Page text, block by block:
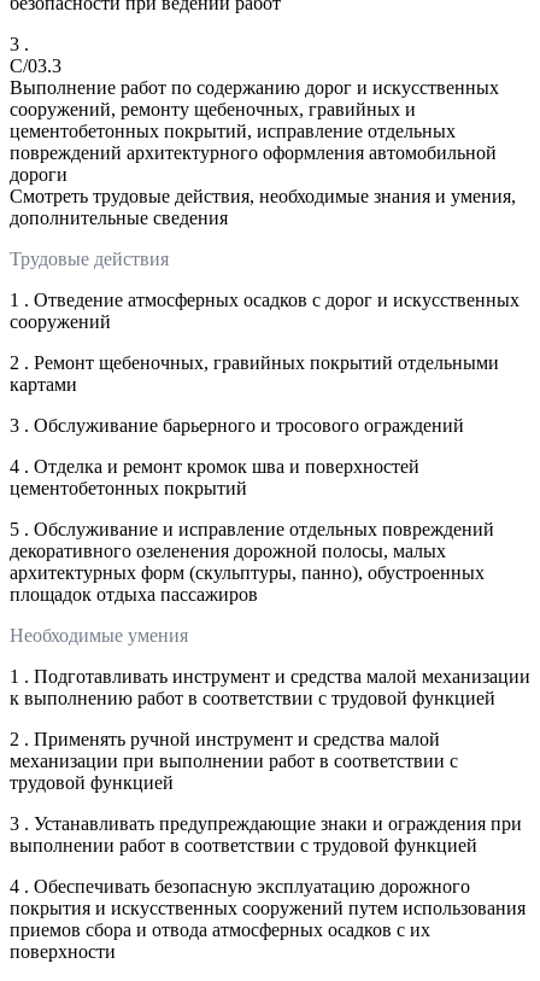
3 .
C/03.3
Выполнение работ по содержанию дорог и искусственных
сооружений, ремонту щебеночных, гравийных и
цементобетонных покрытий, исправление отдельных
повреждений архитектурного оформления автомобильной
дороги
Смотреть трудовые действия, необходимые знания и умения,
дополнительные сведения
Трудовые действия
1 . Отведение атмосферных осадков с дорог и искусственных
сооружений
2 . Ремонт щебеночных, гравийных покрытий отдельными
картами
3 . Обслуживание барьерного и тросового ограждений
4 . Отделка и ремонт кромок шва и поверхностей
цементобетонных покрытий
5 . Обслуживание и исправление отдельных повреждений
декоративного озеленения дорожной полосы, малых
архитектурных форм (скульптуры, панно), обустроенных
площадок отдыха пассажиров
Необходимые умения
1 . Подготавливать инструмент и средства малой механизации
к выполнению работ в соответствии с трудовой функцией
2 . Применять ручной инструмент и средства малой
механизации при выполнении работ в соответствии с
трудовой функцией
3 . Устанавливать предупреждающие знаки и ограждения при
выполнении работ в соответствии с трудовой функцией
4 . Обеспечивать безопасную эксплуатацию дорожного
покрытия и искусственных сооружений путем использования
приемов сбора и отвода атмосферных осадков с их
поверхности